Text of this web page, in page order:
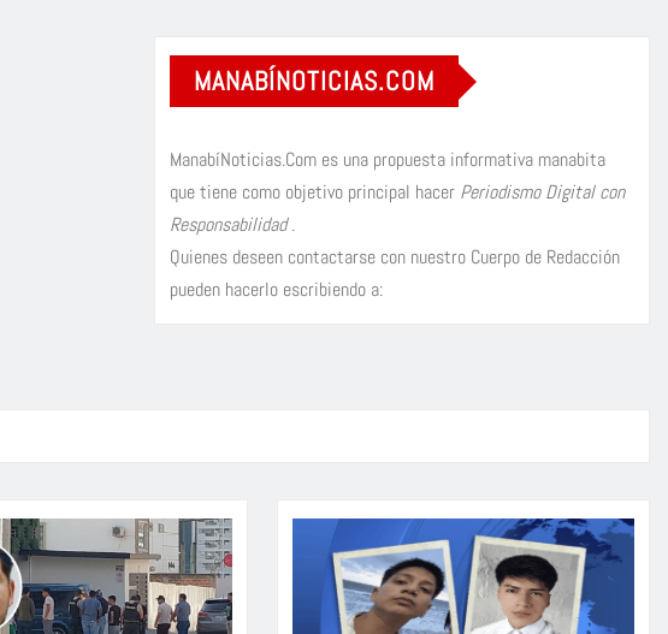
MANABÍNOTICIAS.COM
ManabíNoticias.Com es una propuesta informativa manabita
que tiene como objetivo principal hacer Periodismo Digital con
Responsabilidad.
Quienes deseen contactarse con nuestro Cuerpo de Redacción
pueden hacerlo escribiendo a: